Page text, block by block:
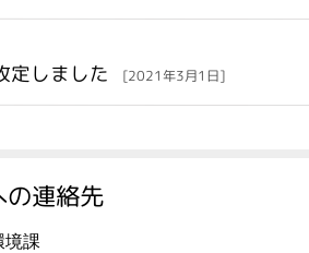
定しました [2021年3月1日]
連絡先
境課